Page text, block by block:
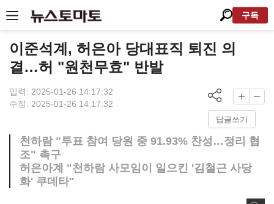
구독
이준석계, 허은아 당대표직 퇴진 의
결…허 "원천무효" 반발
입력: 2025-01-26 14:17:32
수정: 2025-01-26 14:17:32
답글쓰기
천하람 "투표 참여 당원 중 91.93% 찬성…정리 협
조" 촉구
허은아계 "천하람 사모임이 일으킨 '김철근 사당
화' 쿠데타"